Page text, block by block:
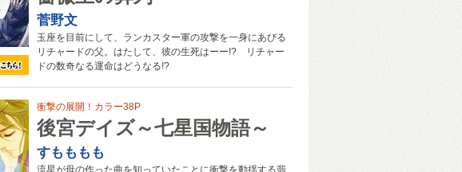
菅野文
玉座を目前にして、ランカスター軍の攻撃を一身にあびる
リチャードの父。はたして、彼の生死はーー!? リチャー
ドの数奇なる運命はどうなる!?
衝撃の展開！カラー38P
後宮デイズ～七星国物語～
すもももも
流星が母の作った曲を知っていたことに衝撃を動揺する翡